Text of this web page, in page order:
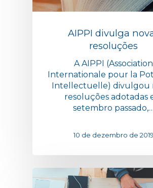
AIPPI divulga
resoluções
A AIPPI (Association
Internationale pour la
Intellectuelle) divulgou
resoluções adotadas
setembro passado,…
10 de dezembro de 2019